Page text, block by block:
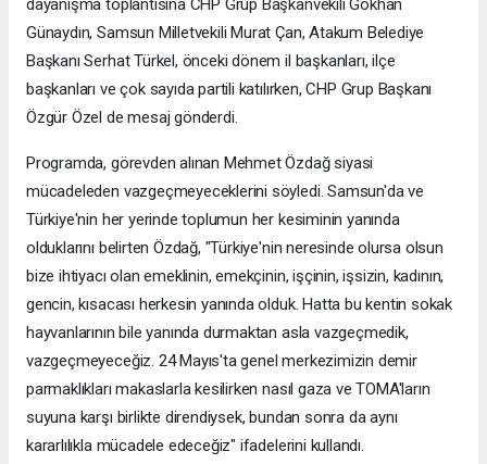
dayanışma toplantısına CHP Grup Başkanvekili Gökhan
Günaydın, Samsun Milletvekili Murat Çan, Atakum Belediye
Başkanı Serhat Türkel, önceki dönem il başkanları, ilçe
başkanları ve çok sayıda partili katılırken, CHP Grup Başkanı
Özgür Özel de mesaj gönderdi.
Programda, görevden alınan Mehmet Özdağ siyasi
mücadeleden vazgeçmeyeceklerini söyledi. Samsun'da ve
Türkiye'nin her yerinde toplumun her kesiminin yanında
olduklarını belirten Özdağ, "Türkiye'nin neresinde olursa olsun
bize ihtiyacı olan emeklinin, emekçinin, işçinin, işsizin, kadının,
gencin, kısacası herkesin yanında olduk. Hatta bu kentin sokak
hayvanlarının bile yanında durmaktan asla vazgeçmedik,
vazgeçmeyeceğiz. 24 Mayıs'ta genel merkezimizin demir
parmaklıkları makaslarla kesilirken nasıl gaza ve TOMA'ların
suyuna karşı birlikte direndiysek, bundan sonra da aynı
kararlılıkla mücadele edeceğiz" ifadelerini kullandı.